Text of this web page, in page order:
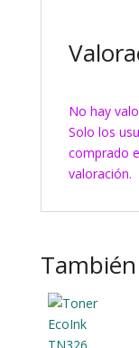
No hay
Solo los
comprado
valoración.